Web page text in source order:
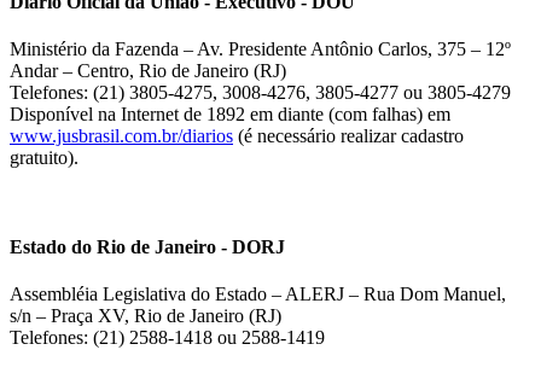
Ministério da Fazenda – Av. Presidente Antônio Carlos, 375 – 12º
Andar – Centro, Rio de Janeiro (RJ)
Telefones: (21) 3805-4275, 3008-4276, 3805-4277 ou 3805-4279
Disponível na Internet de 1892 em diante (com falhas) em
www.jusbrasil.com.br/diarios (é necessário realizar cadastro
gratuito).
Estado do Rio de Janeiro - DORJ
Assembléia Legislativa do Estado – ALERJ – Rua Dom Manuel,
s/n – Praça XV, Rio de Janeiro (RJ)
Telefones: (21) 2588-1418 ou 2588-1419